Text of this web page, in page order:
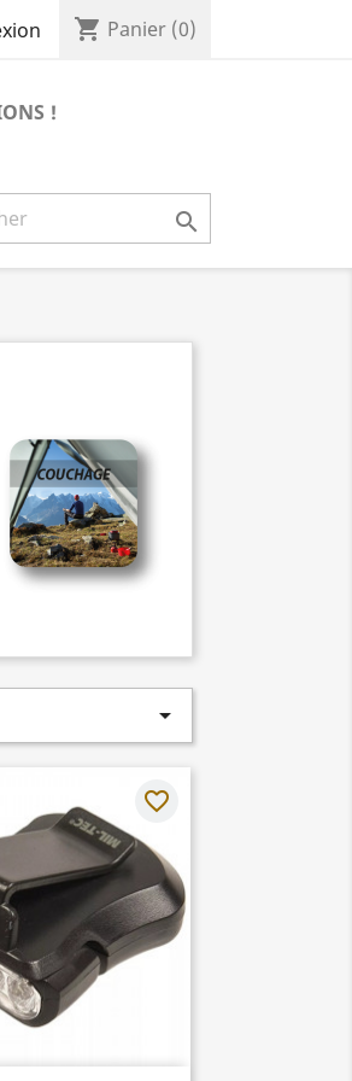
shopping_cart Panier (0)
!


favorite_border